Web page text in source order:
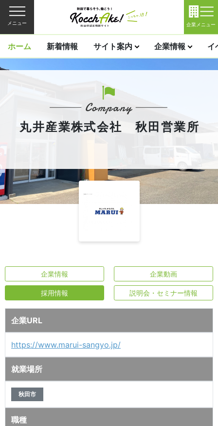
メニュー 企業メニュー
ホーム 新着情報 サイト案内 企業情報 イ
丸井産業株式会社 秋田営業所
企業情報 企業動画
採用情報 説明会・セミナー情報
企業URL
https://www.marui-sangyo.jp/
就業場所
秋田市
職種